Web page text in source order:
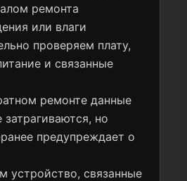
ремонта
или влаги
проверяем плату,
и связанные
ремонте данные
но
предупреждает о
устройство, связанные